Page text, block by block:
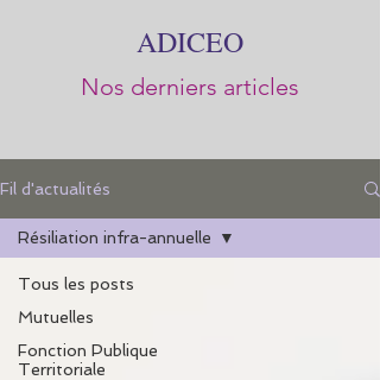
ADICEO
Nos derniers articles
Fil d'actualités
Tous les posts
Mutuelles
Fonction Publique
Territoriale
Résiliation infra-annuelle